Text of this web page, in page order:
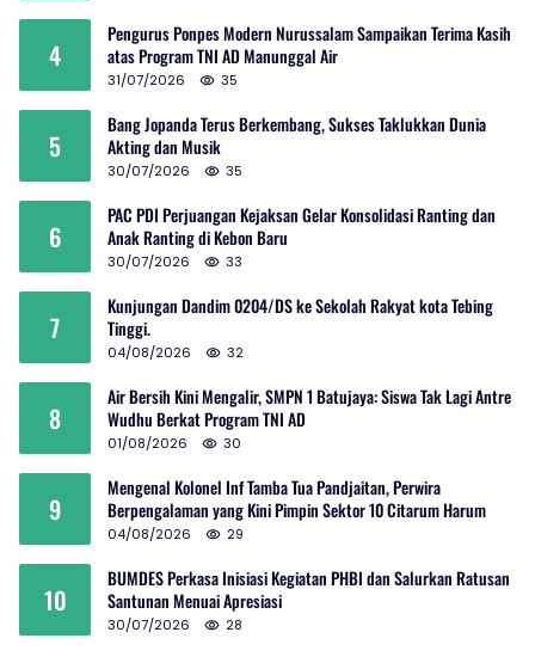
4
Pengurus Ponpes Modern Nurussalam Sampaikan Terima Kasih
atas Program TNI AD Manunggal Air
31/07/2026 35
5
Bang Jopanda Terus Berkembang, Sukses Taklukkan Dunia
Akting dan Musik
30/07/2026 35
6
PAC PDI Perjuangan Kejaksan Gelar Konsolidasi Ranting dan
Anak Ranting di Kebon Baru
30/07/2026 33
7
Kunjungan Dandim 0204/DS ke Sekolah Rakyat kota Tebing
Tinggi.
04/08/2026 32
8
Air Bersih Kini Mengalir, SMPN 1 Batujaya: Siswa Tak Lagi Antre
Wudhu Berkat Program TNI AD
01/08/2026 30
9
Mengenal Kolonel Inf Tamba Tua Pandjaitan, Perwira
Berpengalaman yang Kini Pimpin Sektor 10 Citarum Harum
04/08/2026 29
10
BUMDES Perkasa Inisiasi Kegiatan PHBI dan Salurkan Ratusan
Santunan Menuai Apresiasi
30/07/2026 28